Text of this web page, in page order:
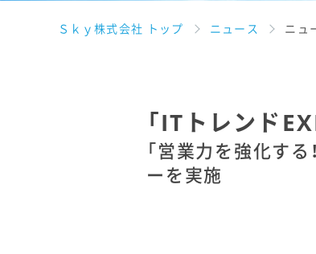
Ｓｋｙ株式会社 トップ ニュース ニュ
「ITトレンド
「営業力を強化す
ーを実施